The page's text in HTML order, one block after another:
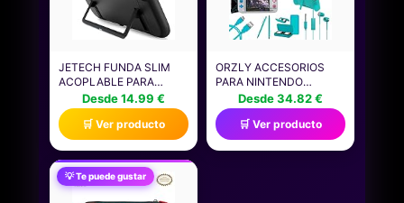
JETECH FUNDA SLIM
ACOPLABLE PARA
NINTENDO SWITCH 2,
NEGRO
Desde 14.99 €
🛒 Ver producto
ORZLY ACCESORIOS
PARA NINTENDO
SWITCH LITE CONSOLA
ACCESOSORIOS
FUNDAS KIT
PROTECTOR DE
PANTALLADE PANTALLA
Desde 34.82 €
🛒 Ver producto
💡 Te puede gustar